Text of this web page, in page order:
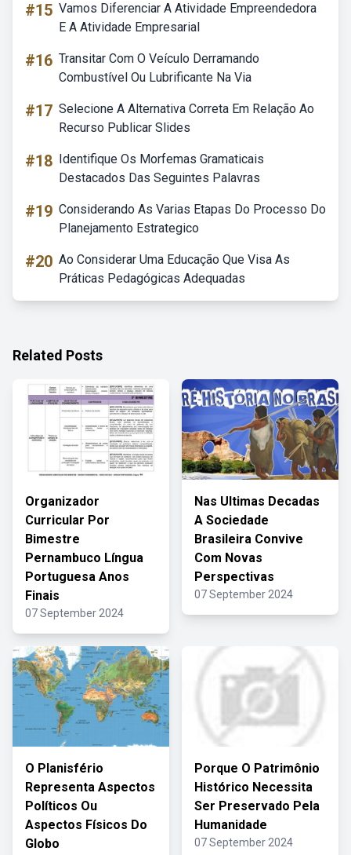
#15 Vamos Diferenciar A Atividade Empreendedora
E A Atividade Empresarial
#16 Transitar Com O Veículo Derramando
Combustível Ou Lubrificante Na Via
#17 Selecione A Alternativa Correta Em Relação Ao
Recurso Publicar Slides
#18 Identifique Os Morfemas Gramaticais
Destacados Das Seguintes Palavras
#19 Considerando As Varias Etapas Do Processo Do
Planejamento Estrategico
#20 Ao Considerar Uma Educação Que Visa As
Práticas Pedagógicas Adequadas
Related Posts
Organizador
Curricular Por
Bimestre
Pernambuco Língua
Portuguesa Anos
Finais
07 September 2024
Nas Ultimas Decadas
A Sociedade
Brasileira Convive
Com Novas
Perspectivas
07 September 2024
O Planisfério
Representa Aspectos
Políticos Ou
Aspectos Físicos Do
Globo
Porque O Patrimônio
Histórico Necessita
Ser Preservado Pela
Humanidade
07 September 2024